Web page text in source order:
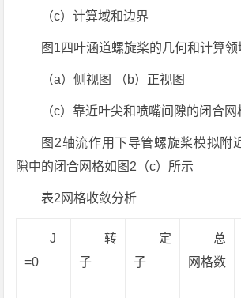
（c）计算域和边界
图1四叶涵道螺旋桨的几何和计算领
（a）侧视图 （b）正视图
（c）靠近叶尖和喷嘴间隙的闭合网
图2轴流作用下导管螺旋桨模拟附
隙中的闭合网格如图2（c）所示
表2网格收敛分析
J
=0
转
子
定
子
总
网格数